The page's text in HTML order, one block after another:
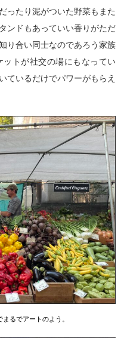
ったり泥がついた野菜もまた
ンドもあっていい香りがただ
り合い同士なのであろう家族
トが社交の場にもなってい
ているだけでパワーがもらえ
るでアートのよう。